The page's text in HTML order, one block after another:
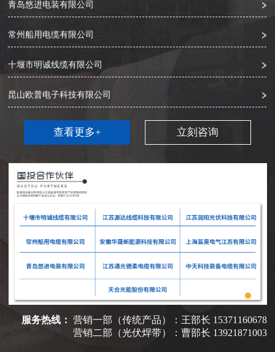
常州船用电缆有限公司
十堰市明诚线缆有限公司
昆山欧普电子科技有限公司
江苏源达线缆科技有限公司
常州市北达机械制造有限公司
江苏帝一集团有限公司
青岛悠进电装有限公司
常州船用电缆有限公司
昆山欧普电子科技有限公司
江苏源达线缆科技有限公司
查看更多+ 立刻咨询
服务热线： 营销一部（传统产品）：王部长 15371160678
营销二部（光伏焊带）：曹部长 13921871003